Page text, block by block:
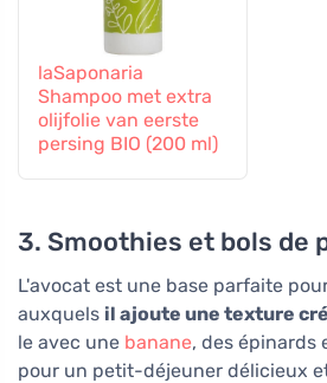
laSaponaria
Shampoo met extra
olijfolie van eerste
persing BIO (200 ml)
3. Smoothies et bols de
L'avocat est une base parfaite
auxquels il ajoute une texture
le avec une banane, des épinards
pour un petit-déjeuner délicieux